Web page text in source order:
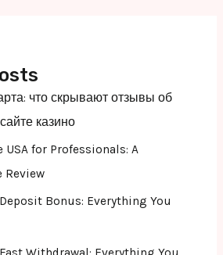
что скрывают отзывы об
казино
for Professionals: A
Review
Bonus: Everything You